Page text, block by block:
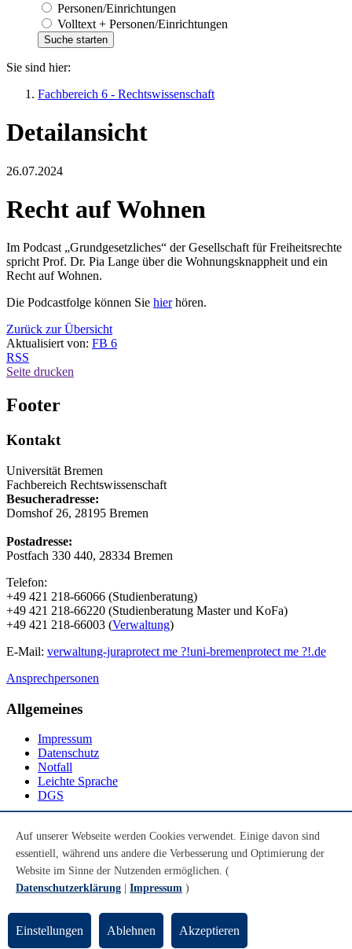
Personen/Einrichtungen
Volltext + Personen/Einrichtungen
Sie sind hier:
Fachbereich 6 - Rechtswissenschaft
Detailansicht
26.07.2024
Recht auf Wohnen
Im Podcast „Grundgesetzliches“ der Gesellschaft für Freiheitsrechte
spricht Prof. Dr. Pia Lange über die Wohnungsknappheit und ein
Recht auf Wohnen.
Die Podcastfolge können Sie hierhören.
Zurück zur Übersicht
Aktualisiert von: FB 6
RSS
Seite drucken
Footer
Kontakt
Universität Bremen
Fachbereich Rechtswissenschaft
Besucheradresse:
Domshof 26, 28195 Bremen
Postadresse:
Postfach 330 440, 28334 Bremen
Telefon:
+49 421 218-66066 (Studienberatung)
+49 421 218-66220 (Studienberatung Master und KoFa)
+49 421 218-66003 (Verwaltung)
E-Mail: verwaltung-juraprotect me ?!uni-bremenprotect me ?!.de
Ansprechpersonen
Allgemeines
Impressum
Datenschutz
Notfall
Leichte Sprache
DGS
Youtube
Instagram
LinkedIn
© Universität Bremen 2026
Auf unserer Webseite werden Cookies verwendet. Einige davon sind
essentiell, während uns andere die Verbesserung und Optimierung der
Website im Sinne der Nutzenden ermöglichen. (
Datenschutzerklärung
Impressum )
Einstellungen Ablehnen Akzeptieren